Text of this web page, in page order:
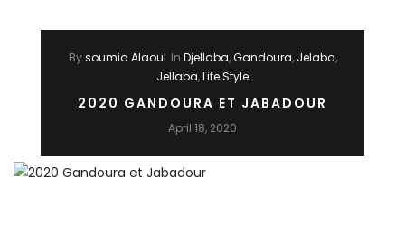
Bysoumia Alaoui In Djellaba,Gandoura, Jelaba,
Jellaba,Life Style
2020 GANDOURA ET JABADOUR
April 18, 2020